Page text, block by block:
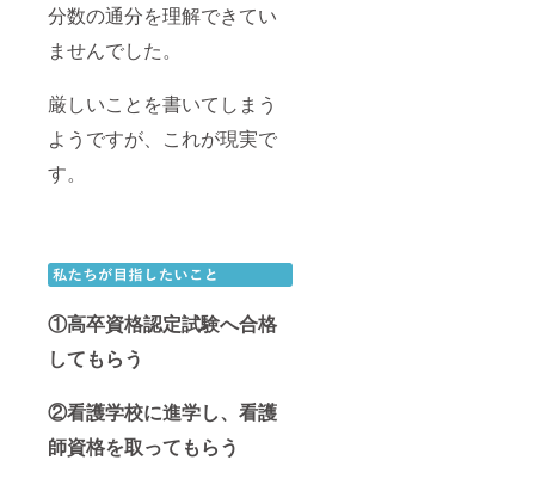
分数の通分を理解できてい
ませんでした。
厳しいことを書いてしまう
ようですが、これが現実で
す。
①高卒資格認定試験へ合格
してもらう
②看護学校に進学し、看護
師資格を取ってもらう